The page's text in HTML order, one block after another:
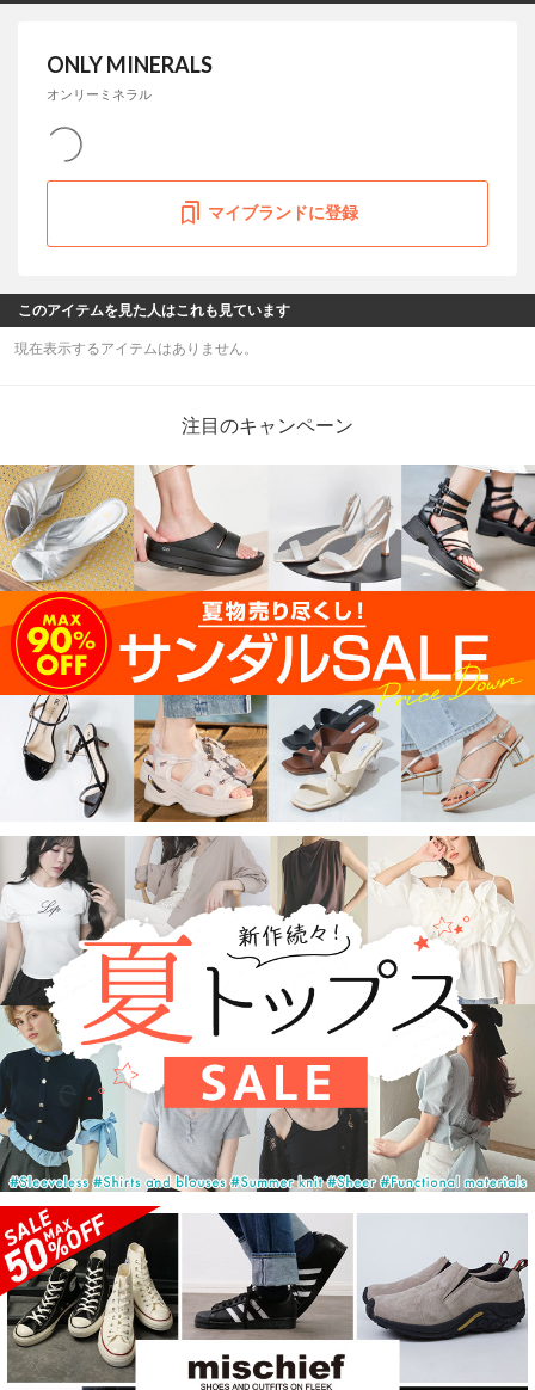
ONLY MINERALS
オンリーミネラル
マイブランドに登録
このアイテムを見た人はこれも見ています
現在表示するアイテムはありません。
注目のキャンペーン